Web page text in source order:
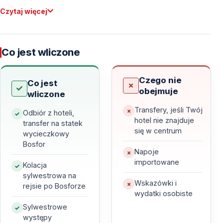
Bosforze?
Bosfor w noc sylwestrową zamienia się w
spektakularną scenę — Pałac Dolmabahçe, Wieża
Leandra, Meczet Ortaköy oraz mosty nad Bosforem
lśnią tysiącami świateł. O północy pokaz fajerwerków,
odbijający się w wodzie, tworzy magiczną scenerię,
której nie da się porównać z żadną inną formą
świętowania.
Komfort i spokój z dala od tłumów
Zamiast zatłoczonych restauracji i ulic — elegancki
Czytaj więcej
Co jest wliczone
Co jest
wliczone
Odbiór z hoteli,
transfer na statek
wycieczkowy
Bosfor
Kolacja
sylwestrowa na
rejsie po Bosforze
Sylwestrowe
występy
Czego nie
obejmuje
Transfery, jeśli Twój
hotel nie znajduje
się w centrum
Napoje
importowane
Wskazówki i
wydatki osobiste